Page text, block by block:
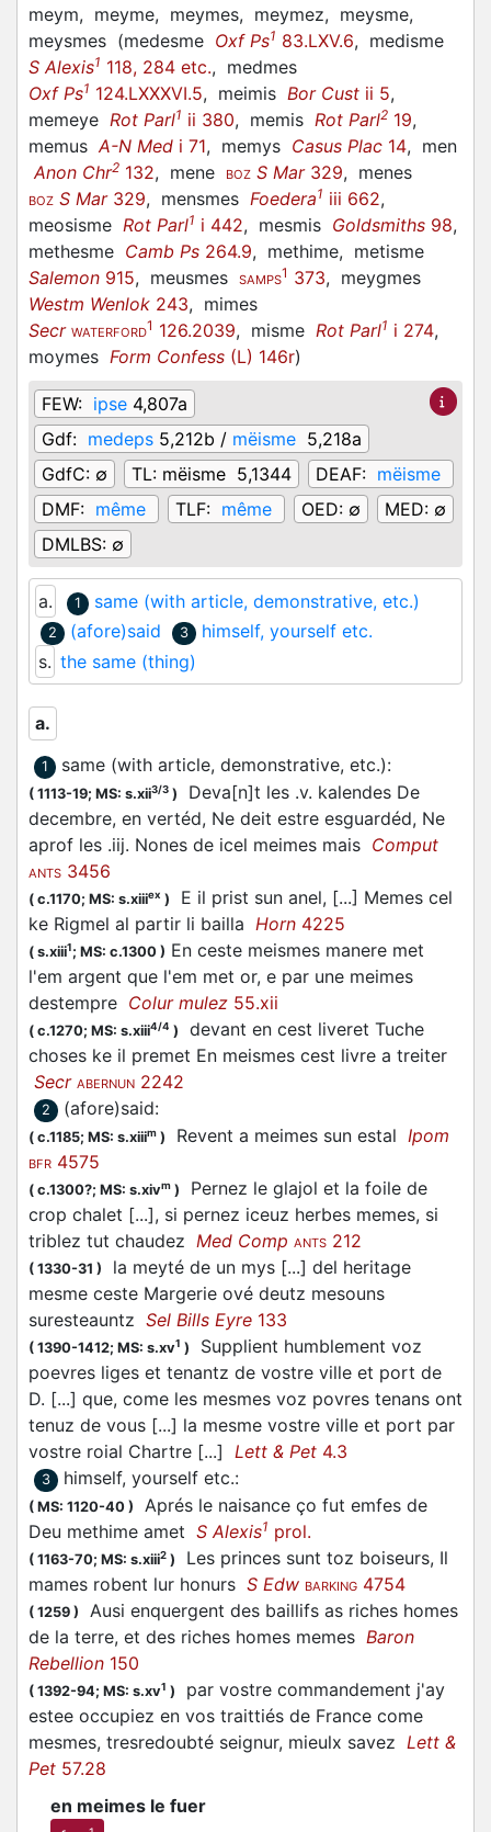
meym, meyme, meymes, meymez, meysme,
meysmes (medesme Oxf Ps1 83.LXV.6, medisme
S Alexis1 118, 284 etc., medmes
Oxf Ps1 124.LXXXVI.5, meimis Bor Cust ii 5,
memeye Rot Parl1 ii 380, memis Rot Parl2 19,
memus A-N Med i 71, memys Casus Plac 14, men
Anon Chr2 132, mene BOZ S Mar329, menes
BOZ S Mar329, mensmes Foedera1 iii 662,
meosisme Rot Parl1 i 442, mesmis Goldsmiths 98,
methesme Camb Ps 264.9, methime, metisme
Salemon 915, meusmes SAMPS1 373, meygmes
Westm Wenlok 243, mimes
Secr WATERFORD1 126.2039, misme Rot Parl1 i 274,
moymes Form Confess (L) 146r)
FEW: ipse 4,807a
Gdf: medeps 5,212b / mëisme 5,218a
GdfC: ∅ TL: mëisme 5,1344 DEAF: mëisme
DMF: même TLF: même OED: ∅ MED: ∅
DMLBS: ∅
a. 1 same (with article, demonstrative, etc.)
2 (afore)said 3
himself, yourself etc.
s. the same (thing)
a.
1 same (with article, demonstrative, etc.):
( 1113-19; MS: s.xii3/3 )
Deva[n]t les .v. kalendes De
decembre, en vertéd, Ne deit estre esguardéd, Ne
aprof les .iij. Nones de icel meimes mais Comput
ANTS 3456
( c.1170; MS: s.xiiiex )
E il prist sun anel, [...] Memes cel
ke Rigmel al partir li bailla Horn 4225
( s.xiii1; MS: c.1300 ) En ceste meismes manere met
l'em argent que l'em met or, e par une meimes
destempre Colur mulez 55.xii
( c.1270; MS: s.xiii4/4 )
devant en cest liveret Tuche
choses ke il premet En meismes cest livre a treiter
Secr ABERNUN 2242
2 (afore)said:
( c.1185; MS: s.xiiim ) Revent a meimes sun estal Ipom
BFR 4575
( c.1300?; MS: s.xivm )
Pernez le glajol et la foile de
crop chalet [...], si pernez iceuz herbes memes, si
triblez tut chaudez Med Comp ANTS 212
( 1330-31 )
la meyté de un mys [...] del heritage
mesme ceste Margerie ové deutz mesouns
suresteauntz Sel Bills Eyre 133
( 1390-1412; MS: s.xv1 )
Supplient humblement voz
poevres liges et tenantz de vostre ville et port de
D. [...] que, come les mesmes voz povres tenans ont
tenuz de vous [...] la mesme vostre ville et port par
vostre roial Chartre [...] Lett & Pet 4.3
3 himself, yourself etc.:
( MS: 1120-40 )
Aprés le naisance ço fut emfes de
Deu methime amet S Alexis1 prol.
( 1163-70; MS: s.xiii2 )
Les princes sunt toz boiseurs, Il
mames robent lur honurs S Edw BARKING 4754
( 1259 )
Ausi enquergent des baillifs as riches homes
de la terre, et des riches homes memes Baron
Rebellion 150
( 1392-94; MS: s.xv1 )
par vostre commandement j'ay
estee occupiez en vos traittiés de France come
mesmes, tresredoubté seignur, mieulx savez Lett &
Pet 57.28
en meimes le fuer